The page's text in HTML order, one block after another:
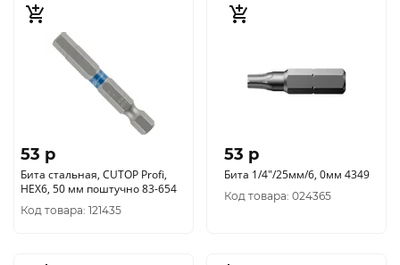
53 p
Бита стальная, CUTOP Profi,
HEX6, 50 мм поштучно 83-654
Код товара: 121435
53 p
Бита 1/4"/25мм/6, 0мм 4349
Код товара: 024365